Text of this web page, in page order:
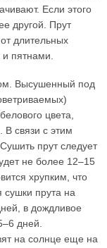
Если этого
другой. Прут
длительных
пятнами.
Высушенный под
цвета,
В связи с этим
прут следует
не более 12–15
хрупким, что
сушки прута на
в дождливое
дней.
на солнце еще на